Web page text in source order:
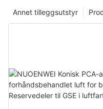
Annet tilleggsutstyr